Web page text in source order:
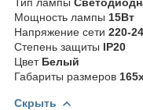
Мощность лампы 15Вт
Напряжение сети 220-
Степень защиты IP20
Цвет Белый
Габариты размеров
Скрыть